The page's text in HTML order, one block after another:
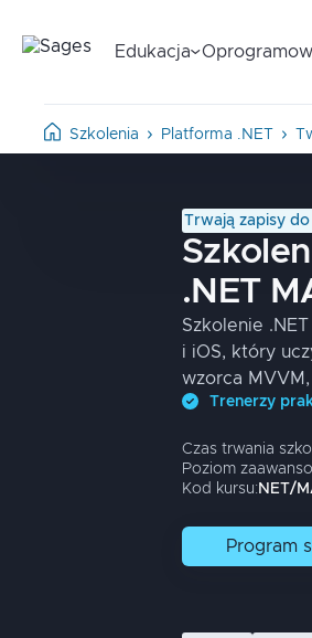
Edukacja
Szkolenia Platforma .NET
Trwają zapisy
.NET
Szkolenie
i iOS, który
wzorca
Trenerzy
Czas trwania
Poziom
Kod kursu:NET/
Program